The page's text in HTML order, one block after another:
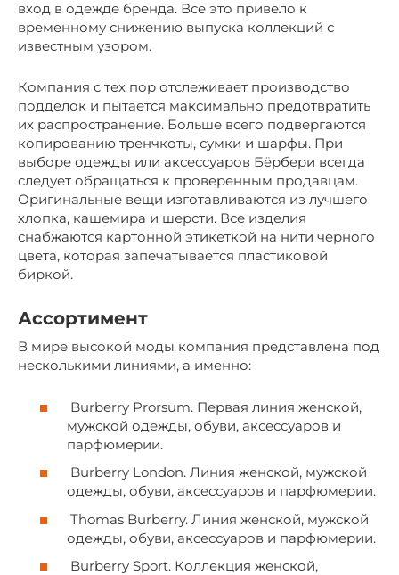
вход в одежде бренда. Все это привело к
временному снижению выпуска коллекций с
известным узором.
Компания с тех пор отслеживает производство
подделок и пытается максимально предотвратить
их распространение. Больше всего подвергаются
копированию тренчкоты, сумки и шарфы. При
выборе одежды или аксессуаров Бёрбери всегда
следует обращаться к проверенным продавцам.
Оригинальные вещи изготавливаются из лучшего
хлопка, кашемира и шерсти. Все изделия
снабжаются картонной этикеткой на нити черного
цвета, которая запечатывается пластиковой
биркой.
Ассортимент
В мире высокой моды компания представлена под
несколькими линиями, а именно:
Burberry Prorsum. Первая линия женской,
мужской одежды, обуви, аксессуаров и
парфюмерии.
Burberry London. Линия женской, мужской
одежды, обуви, аксессуаров и парфюмерии.
Thomas Burberry. Линия женской, мужской
одежды, обуви, аксессуаров и парфюмерии.
Burberry Sport. Коллекция женской,